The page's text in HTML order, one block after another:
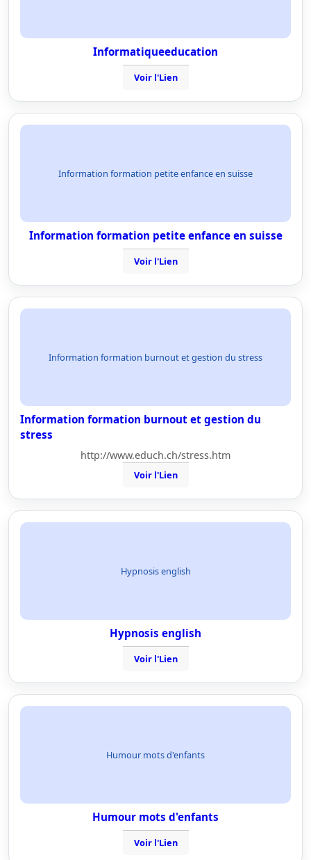
Informatiqueeducation
Voir l'Lien
Information formation petite enfance en suisse
Information formation petite enfance en suisse
Voir l'Lien
Information formation burnout et gestion du stress
Information formation burnout et gestion du
stress
http://www.educh.ch/stress.htm
Voir l'Lien
Hypnosis english
Hypnosis english
Voir l'Lien
Humour mots d'enfants
Humour mots d'enfants
Voir l'Lien